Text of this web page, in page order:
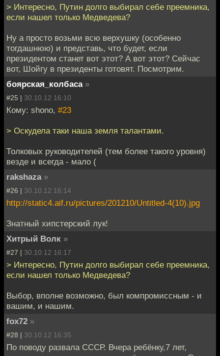
> Интересно, Путин долго выбирал себе преемника,
если нашел только Медведева?
Ну а просто возьми всю верхушку (особенно
тогдашнюю) и представь, что будет, если
президентом станет вот этот? А вот этот? Сейчас
вот, Шойгу в президенты готовят. Посмотрим.
боярская_колбаса »
#25 | 30.10.12 16:10
Кому: shono, #23
> Оскудела таки наша земля талантами.
Толковых руководителей (тем более такого уровня)
везде и всегда - мало (
rakshaza »
#26 | 30.10.12 16:14
http://static4.aif.ru/pictures/201210/Untitled-4(10).jpg
Знатный хипстерский лук!
Хитрый Волк »
#27 | 30.10.12 16:17
> Интересно, Путин долго выбирал себе преемника,
если нашел только Медведева?
Выбор, вполне возможно, был компромиссным - и
вашим, и нашим.
fox72 »
#28 | 30.10.12 16:35
По поводу развала СССР. Вчера ребёнку,7 лет,